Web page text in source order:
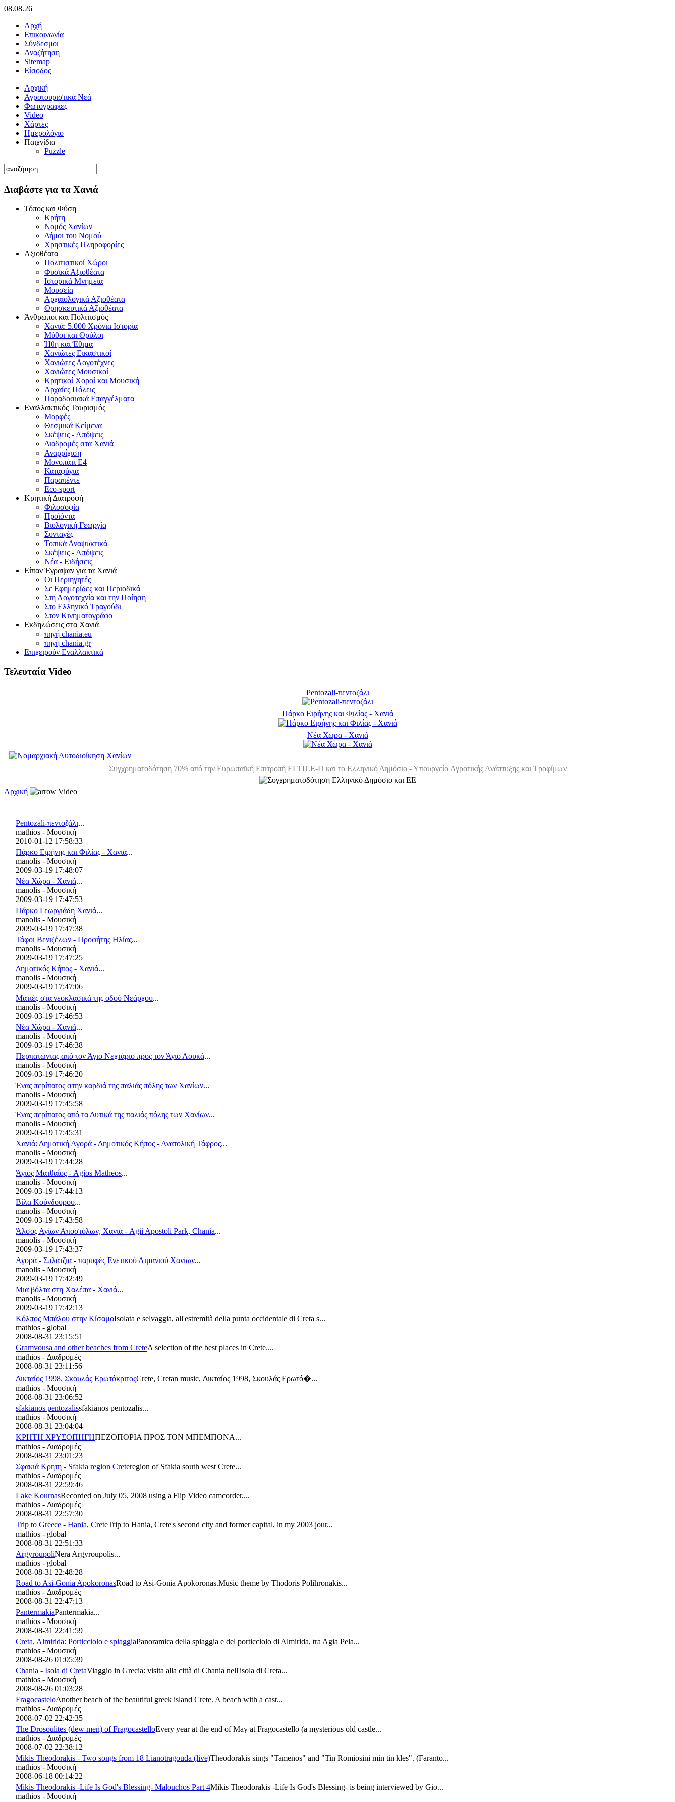
08.08.26
Αρχή
Επικοινωνία
Σύνδεσμοι
Αναζήτηση
Sitemap
Είσοδος
Αρχική
Αγροτουριστικά Νεά
Φωτογραφίες
Video
Χάρτες
Ημερολόγιο
Παιχνίδια
Puzzle
Διαβάστε για τα Χανιά
Τόπος και Φύση
Κρήτη
Νομός Χανίων
Δήμοι του Νομού
Χρηστικές Πληροφορίες
Αξιοθέατα
Πολιτιστικοί Χώροι
Φυσικά Αξιοθέατα
Ιστορικά Μνημεία
Μουσεία
Αρχαιολογικά Αξιοθέατα
Θρησκευτικά Αξιοθέατα
Άνθρωποι και Πολιτισμός
Χανιά: 5.000 Χρόνια Ιστορία
Μύθοι και Θρύλοι
Ήθη και Έθιμα
Χανιώτες Εικαστικοί
Χανιώτες Λογοτέχνες
Χανιώτες Μουσικοί
Κρητικοί Χοροί και Μουσική
Αρχαίες Πόλεις
Παραδοσιακά Επαγγέλματα
Εναλλακτικός Τουρισμός
Μορφές
Θεσμικά Κείμενα
Σκέψεις - Απόψεις
Διαδρομές στα Χανιά
Αναρρίχιση
Μονοπάτι Ε4
Καταφύγια
Παραπέντε
Eco-sport
Κρητική Διατροφή
Φιλοσοφία
Προϊόντα
Βιολογική Γεωργία
Συνταγές
Τοπικά Αναψυκτικά
Σκέψεις - Απόψεις
Νέα - Ειδήσεις
Είπαν Έγραψαν για τα Χανιά
Οι Περιηγητές
Σε Εφημερίδες και Περιοδικά
Στη Λογοτεχνία και την Ποίηση
Στο Ελληνικό Τραγούδι
Στον Κινηματογράφο
Εκδηλώσεις στα Χανιά
πηγή chania.eu
πηγή chania.gr
Επιχειρούν Εναλλακτικά
Τελευταία Video
Pentozali-πεντοζάλι
Πάρκο Ειρήνης και Φιλίας - Χανιά
Νέα Χώρα - Χανιά
Συγχρηματοδότηση 70% από την Ευρωπαϊκή Επιτροπή ΕΓΤΠ.Ε-Π και το Ελληνικό Δημόσιο - Υπουργείο Αγροτικής Ανάπτυξης και Τροφίμων
Αρχική Video
Pentozali-πεντοζάλι...
mathios - Μουσική
2010-01-12 17:58:33
Πάρκο Ειρήνης και Φιλίας - Χανιά...
manolis - Μουσική
2009-03-19 17:48:07
Νέα Χώρα - Χανιά...
manolis - Μουσική
2009-03-19 17:47:53
Πάρκο Γεωργιάδη Χανιά...
manolis - Μουσική
2009-03-19 17:47:38
Τάφοι Βενιζέλων - Προφήτης Ηλίας...
manolis - Μουσική
2009-03-19 17:47:25
Δημοτικός Κήπος - Χανιά...
manolis - Μουσική
2009-03-19 17:47:06
Ματιές στα νεοκλασικά της οδού Νεάρχου...
manolis - Μουσική
2009-03-19 17:46:53
Νέα Χώρα - Χανιά...
manolis - Μουσική
2009-03-19 17:46:38
Περπατώντας από τον Άγιο Νεχτάριο προς τον Άγιο Λουκά...
manolis - Μουσική
2009-03-19 17:46:20
Ένας περίπατος στην καρδιά της παλιάς πόλης των Χανίων...
manolis - Μουσική
2009-03-19 17:45:58
Ένας περίπατος από τα Δυτικά της παλιάς πόλης των Χανίων...
manolis - Μουσική
2009-03-19 17:45:31
Χανιά: Δημοτική Αγορά - Δημοτικός Κήπος - Ανατολική Τάφρος...
manolis - Μουσική
2009-03-19 17:44:28
Άγιος Ματθαίος - Agios Matheos...
manolis - Μουσική
2009-03-19 17:44:13
Βίλα Κούνδουρου...
manolis - Μουσική
2009-03-19 17:43:58
Άλσος Αγίων Αποστόλων, Χανιά - Agii Apostoli Park, Chania...
manolis - Μουσική
2009-03-19 17:43:37
Αγορά - Σπλάτζια - παρυφές Ενετικού Λιμανιού Χανίων...
manolis - Μουσική
2009-03-19 17:42:49
Μια βόλτα στη Χαλέπα - Χανιά...
manolis - Μουσική
2009-03-19 17:42:13
Κόλπος Μπάλου στην ΚίσαμοIsolata e selvaggia, all'estremità della punta occidentale di Creta s...
mathios - global
2008-08-31 23:15:51
Gramvousa and other beaches from CreteA selection of the best places in Crete....
mathios - Διαδρομές
2008-08-31 23:11:56
Δικταίος 1998, Σκουλάς ΕρωτόκριτοςCrete, Cretan music, Δικταίος 1998, Σκουλάς Ερωτό�...
mathios - Μουσική
2008-08-31 23:06:52
sfakianos pentozalissfakianos pentozalis...
mathios - Μουσική
2008-08-31 23:04:04
ΚΡΗΤΗ ΧΡΥΣΟΠΗΓΗΠΕΖΟΠΟΡΙΑ ΠΡΟΣ ΤΟΝ ΜΠΕΜΠΟΝΑ...
mathios - Διαδρομές
2008-08-31 23:01:23
Σφακιά Κρητη - Sfakia region Creteregion of Sfakia south west Crete...
mathios - Διαδρομές
2008-08-31 22:59:46
Lake KournasRecorded on July 05, 2008 using a Flip Video camcorder....
mathios - Διαδρομές
2008-08-31 22:57:30
Trip to Greece - Hania, CreteTrip to Hania, Crete's second city and former capital, in my 2003 jour...
mathios - global
2008-08-31 22:51:33
ArgyroupoliNera Argyroupolis...
mathios - global
2008-08-31 22:48:28
Road to Asi-Gonia ApokoronasRoad to Asi-Gonia Apokoronas.Music theme by Thodoris Polihronakis...
mathios - Διαδρομές
2008-08-31 22:47:13
PantermakiaPantermakia...
mathios - Μουσική
2008-08-31 22:41:59
Creta, Almirida: Porticciolo e spiaggiaPanoramica della spiaggia e del porticciolo di Almirida, tra Agia Pela...
mathios - Μουσική
2008-08-26 01:05:39
Chania - Isola di CretaViaggio in Grecia: visita alla città di Chania nell'isola di Creta...
mathios - Μουσική
2008-08-26 01:03:28
FragocasteloAnother beach of the beautiful greek island Crete. A beach with a cast...
mathios - Διαδρομές
2008-07-02 22:42:35
The Drosoulites (dew men) of FragocastelloEvery year at the end of May at Fragocastello (a mysterious old castle...
mathios - Διαδρομές
2008-07-02 22:38:12
Mikis Theodorakis - Two songs from 18 Lianotragouda (live)Theodorakis sings "Tamenos" and "Tin Romiosini min tin kles". (Faranto...
mathios - Μουσική
2008-06-18 00:14:22
Mikis Theodorakis -Life Is God's Blessing- Malouchos Part 4Mikis Theodorakis -Life Is God's Blessing- is being interviewed by Gio...
mathios - Μουσική